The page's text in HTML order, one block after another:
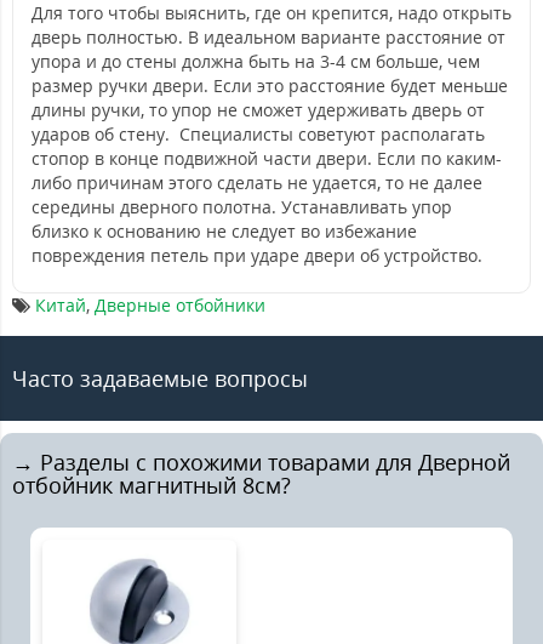
Для того чтобы выяснить, где он крепится, надо открыть
дверь полностью. В идеальном варианте расстояние от
упора и до стены должна быть на 3-4 см больше, чем
размер ручки двери. Если это расстояние будет меньше
длины ручки, то упор не сможет удерживать дверь от
ударов об стену. Специалисты советуют располагать
стопор в конце подвижной части двери. Если по каким-
либо причинам этого сделать не удается, то не далее
середины дверного полотна. Устанавливать упор
близко к основанию не следует во избежание
повреждения петель при ударе двери об устройство.
Китай, Дверные отбойники
Часто задаваемые вопросы
→ Разделы с похожими товарами для Дверной
отбойник магнитный 8см?